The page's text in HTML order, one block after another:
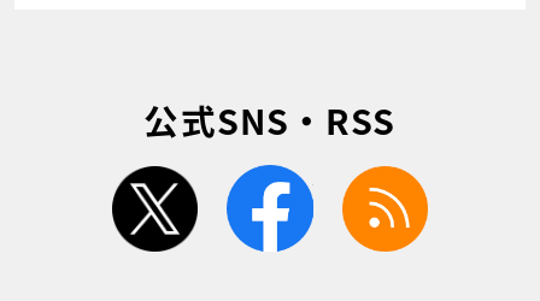
公式SNS・RSS
twitter facebook